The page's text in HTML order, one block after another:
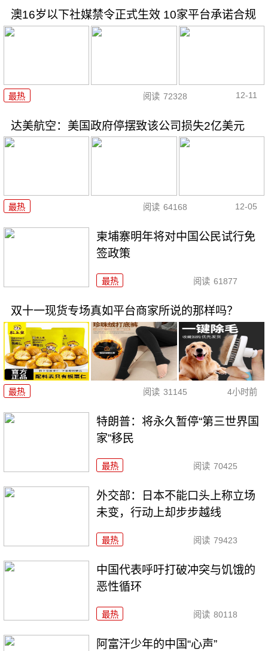
澳16岁以下社媒禁令正式生效 10家平台承诺合规
最热 阅读 72328 12-11
达美航空：美国政府停摆致该公司损失2亿美元
最热 阅读 64168 12-05
柬埔寨明年将对中国公民试行免
签政策
最热 阅读 61877
双十一现货专场真如平台商家所说的那样吗？
最热 阅读 31145 4小时前
特朗普：将永久暂停“第三世界国
家”移民
最热 阅读 70425
外交部：日本不能口头上称立场
未变，行动上却步步越线
最热 阅读 79423
中国代表呼吁打破冲突与饥饿的
恶性循环
最热 阅读 80118
阿富汗少年的中国“心声”